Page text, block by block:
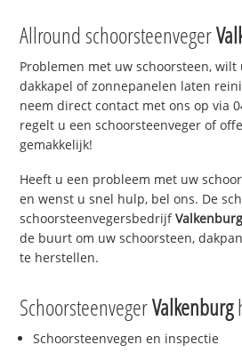
Allround schoorsteenveger
Problemen met uw schoorsteen,
dakkapel of zonnepanelen laten
neem direct contact met ons op via
regelt u een schoorsteenveger of
gemakkelijk!
Heeft u een probleem met uw
en wenst u snel hulp, bel ons. De
schoorsteenvegersbedrijfValkenburg
de buurt om uw schoorsteen,
te herstellen.
SchoorsteenvegerValkenburg
Schoorsteenvegen en inspectie